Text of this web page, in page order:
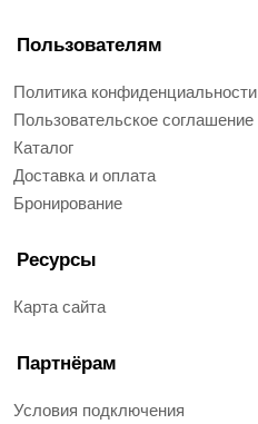
Пользователям
Политика конфиденциальности
Пользовательское соглашение
Каталог
Доставка и оплата
Бронирование
Ресурсы
Карта сайта
Партнёрам
Условия подключения